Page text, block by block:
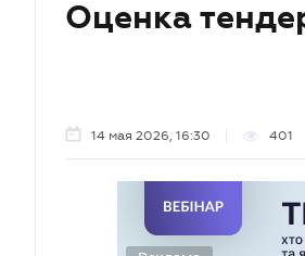
Оценка
14 мая 2026, 16:30 401